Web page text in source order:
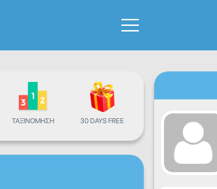
ΤΑΞΙΝΌΜΗΣΗ 30 DAYS FREE